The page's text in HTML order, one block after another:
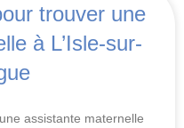
trouver une
à L’Isle-sur-
assistante maternelle